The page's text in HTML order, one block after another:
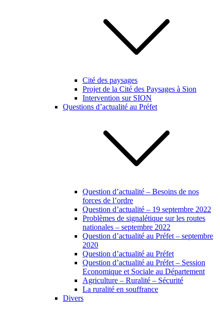
Cité des paysages
Projet de la Cité des Paysages à Sion
Intervention sur SION
Questions d’actualité au Préfet
Question d’actualité – Besoins de nos
forces de l’ordre
Question d’actualité – 19 septembre 2022
Problèmes de signalétique sur les routes
nationales – septembre 2022
Question d’actualité au Préfet – septembre
2020
Question d’actualité au Préfet
Question d’actualité au Préfet – Session
Economique et Sociale au Département
Agriculture – Ruralité – Sécurité
La ruralité en souffrance
Divers